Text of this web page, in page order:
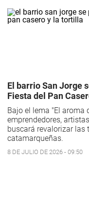
El barrio San Jorge
Fiesta del Pan
Bajo el lema "El aroma
emprendedores,
buscará revalorizar
catamarqueñas.
8 DE JULIO DE 2026 - 09:50